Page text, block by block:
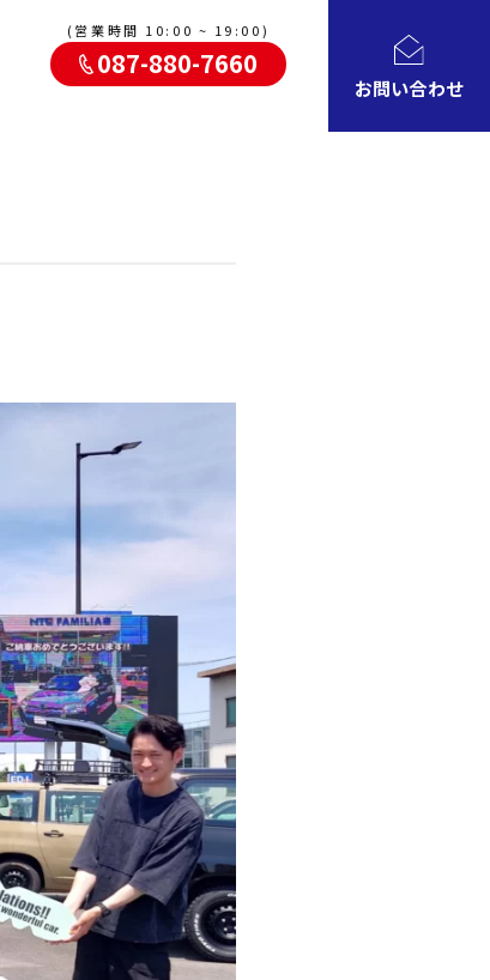
(営業時間 10:00 ~ 19:00)
087-880-7660
お問い合わせ